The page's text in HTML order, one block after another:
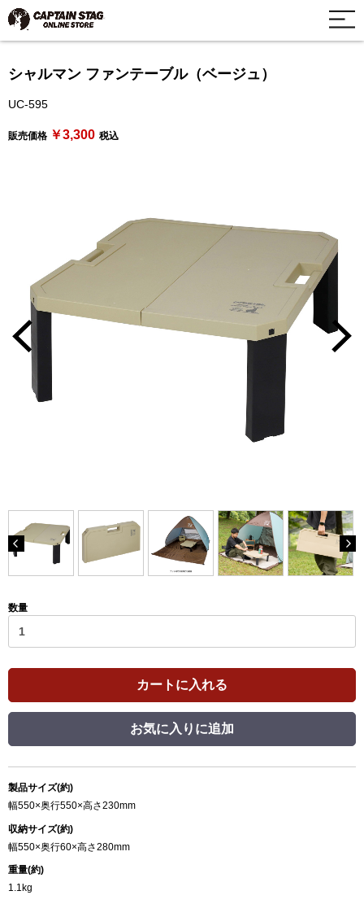
シャルマン ファンテーブル（ベージュ）
UC-595
販売価格 ￥3,300 税込
数量
カートに入れる
お気に入りに追加
製品サイズ(約)
幅550×奥行550×高さ230mm
収納サイズ(約)
幅550×奥行60×高さ280mm
重量(約)
1.1kg